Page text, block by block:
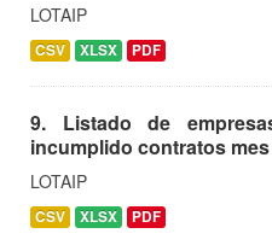
LOTAIP
CSV XLSX PDF
9. Listado de
incumplido contratos
LOTAIP
CSV XLSX PDF